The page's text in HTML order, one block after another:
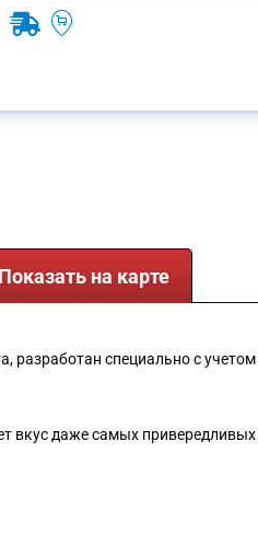
Показать на карте
специально с
вкус даже самых